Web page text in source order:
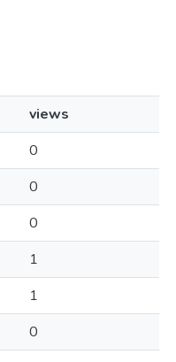
views
0
0
0
1
1
0